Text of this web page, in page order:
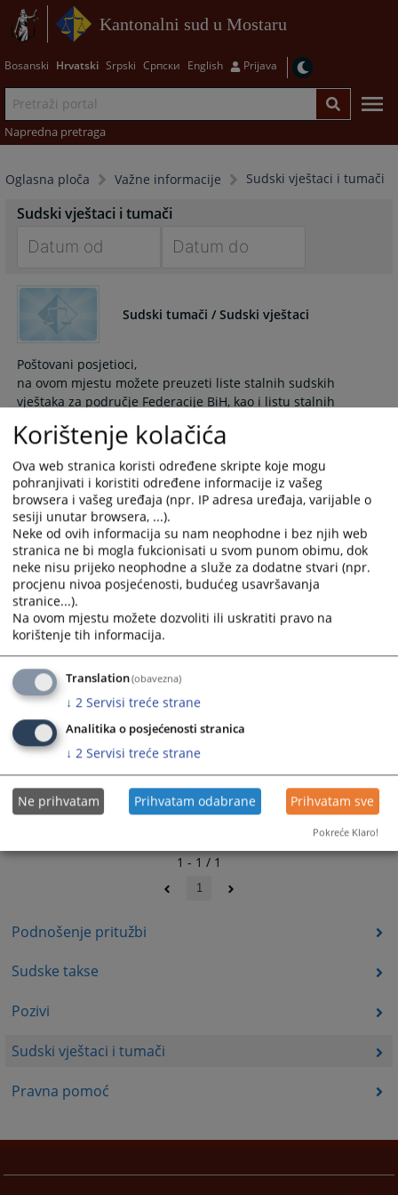
Kantonalni sud u Mostaru
Bosanski Hrvatski Srpski Српски English Prijava
Napredna pretraga
Oglasna ploča Važne informacije Sudski vještaci i tumači
Podnošenje pritužbi
Sudske takse
Pozivi
Sudski vještaci i tumači
Pravna pomoć
Sudski vještaci i tumači
forward
interact
the
calendar
and
select
date.
Press
the
question
mark
key
to
get
the
keyboard
shortcuts
for
changing
dates.
to
calendar
and
select
date.
Press
the
question
mark
key
to
get
the
for
changing
dates.
Sudski tumači / Sudski vještaci
Poštovani posjetioci,
na ovom mjestu možete preuzeti liste stalnih sudskih
vještaka za područje Federacije BiH, kao i listu stalnih
03.04.2026.
1 - 1 / 1
1
Korištenje kolačića
Ova web stranica koristi određene skripte koje mogu
pohranjivati i koristiti određene informacije iz vašeg
browsera i vašeg uređaja (npr. IP adresa uređaja, varijable o
sesiji unutar browsera, ...).
Neke od ovih informacija su nam neophodne i bez njih web
stranica ne bi mogla fukcionisati u svom punom obimu, dok
neke nisu prijeko neophodne a služe za dodatne stvari (npr.
procjenu nivoa posjećenosti, budućeg usavršavanja
stranice...).
Na ovom mjestu možete dozvoliti ili uskratiti pravo na
korištenje tih informacija.
Translation(obavezna)
↓ 2 Servisi treće strane
Analitika o posjećenosti stranica
↓ 2 Servisi treće strane
Ne prihvatam Prihvatam odabrane Prihvatam sve
Pokreće Klaro!